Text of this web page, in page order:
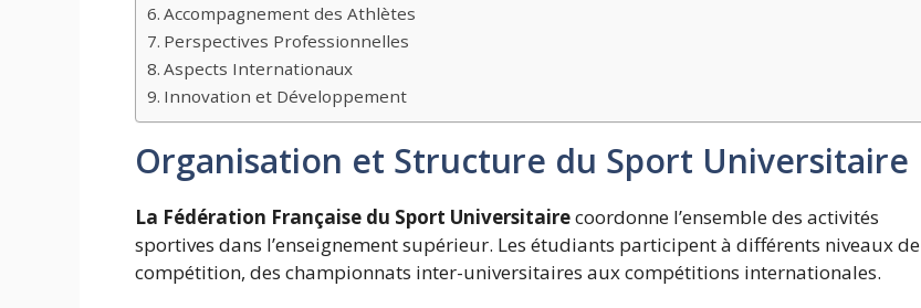
Accompagnement des Athlètes
Perspectives Professionnelles
Aspects Internationaux
Innovation et Développement
Organisation et Structure du Sport Universitaire
La Fédération Française du Sport Universitairecoordonne l’ensemble des activités
sportives dans l’enseignement supérieur. Les étudiants participent à différents niveaux de
compétition, des championnats inter-universitaires aux compétitions internationales.